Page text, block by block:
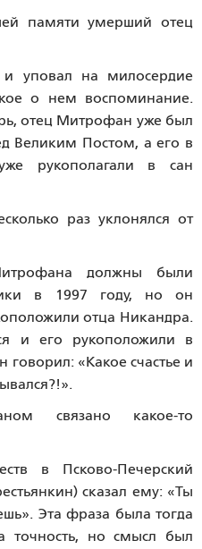
памяти умерший отец
уповал на милосердие
о нем воспоминание.
отец Митрофан уже был
Великим Постом, а его в
рукополагали в сан
раз уклонялся от
должны были
в 1997 году, но он
отца Никандра.
и его рукоположили в
говорил: «Какое счастье и
связано какое-то
в Псково-Печерский
сказал ему: «Ты
Эта фраза была тогда
точность, но смысл был